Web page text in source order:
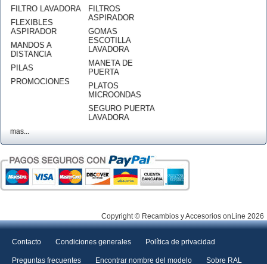
FILTRO LAVADORA
FLEXIBLES
ASPIRADOR
MANDOS A
DISTANCIA
PILAS
PROMOCIONES
FILTROS
ASPIRADOR
GOMAS
ESCOTILLA
LAVADORA
MANETA DE
PUERTA
PLATOS
MICROONDAS
SEGURO PUERTA
LAVADORA
mas...
Copyright © Recambios y Accesorios onLine 2026
Contacto Condiciones generales Política de privacidad
Preguntas frecuentes Encontrar nombre del modelo Sobre RAL